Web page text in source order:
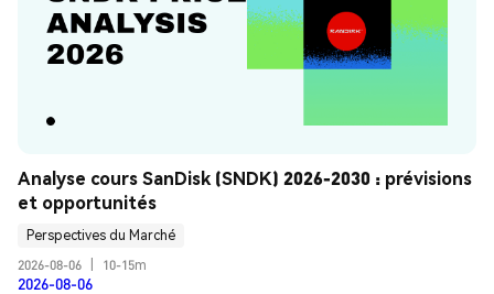
Analyse cours SanDisk (SNDK) 2026-2030 : prévisions
et opportunités
Perspectives du Marché
2026-08-06
10-15m
2026-08-06